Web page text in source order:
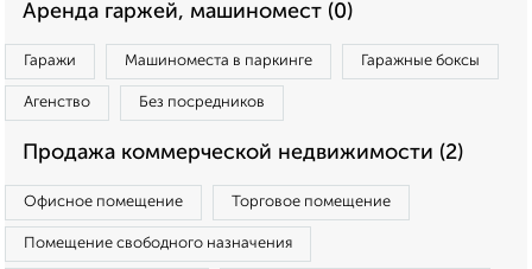
Аренда гаржей, машиномест (0)
Гаражи Машиноместа в паркинге Гаражные боксы
Агенство Без посредников
Продажа коммерческой недвижимости (2)
Офисное помещение Торговое помещение
Помещение свободного назначения